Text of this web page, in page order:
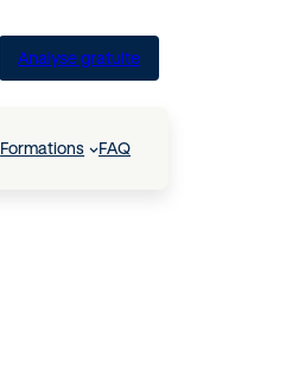
Analyse gratuite
Formations FAQ